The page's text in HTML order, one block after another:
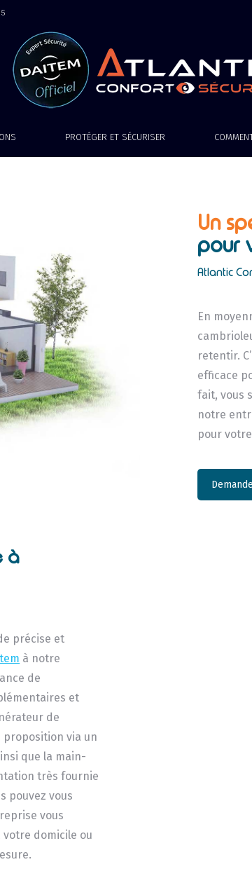
PROTÉGER ET SÉCURISER
Un
pour
Atlantic
En
retentir.
efficace
fait, vous
notre
pour
à
précise et
à notre
de
et
de
proposition via un
que la main-
très fournie
pouvez vous
vous
votre domicile ou